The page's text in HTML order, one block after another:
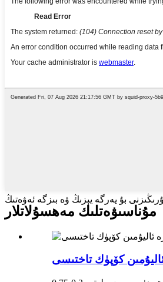
بۇ يەرگە يېزىڭ ۋە بىزگە ئەۋەتىڭ
مۇناسىۋەتلىك مەھسۇلاتلار
كۆپۈك تاختىسى